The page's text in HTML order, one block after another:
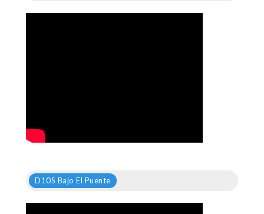
D10S Bajo El Puente